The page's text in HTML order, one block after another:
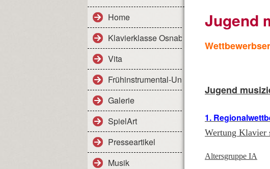
Home
Klavierklasse Osnabrück
Vita
Frühinstrumental-Unterricht
Galerie
SpielArt
Presseartikel
Musik
Jugend
Jugend
1.
Wertung Klavier
Altersgruppe IA